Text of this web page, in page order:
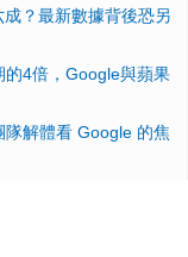
？最新數據背後恐另
的4倍，Google與蘋果
解體看 Google 的焦